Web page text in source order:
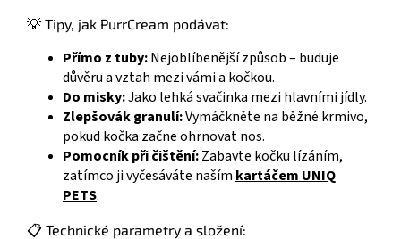
💡 Tipy, jak PurrCream podávat:
Přímo z tuby:Nejoblíbenější způsob – buduje
důvěru a vztah mezi vámi a kočkou.
Do misky:Jako lehká svačinka mezi hlavními jídly.
Zlepšovák granulí:Vymáčkněte na běžné krmivo,
pokud kočka začne ohrnovat nos.
Pomocník při čištění:Zabavte kočku lízáním,
zatímco ji vyčesáváte naším kartáčem UNIQ
PETS.
📋 Technické parametry a složení: